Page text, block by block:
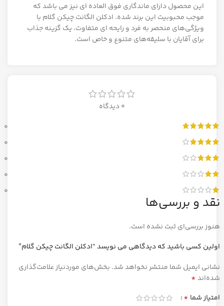
این محصول دارای ماندگاری فوق العاده ای نیز می باشد که
موجب محبوبیت این برند شده. ادکلن الگانت چیکن گلام با
ویژگی‌های منحصر به فرد و رایحه ای متفاوت، یک گزینه جذاب
برای آقایان با سلیقه‌های متنوع و خاص است.
0 دیدگاه
0
0
0
0
0
نقد و بررسی‌ها
هنوز بررسی‌ای ثبت نشده است.
اولین کسی باشید که دیدگاهی می نویسد “ادکلن الگانت چیکن گلام”
نشانی ایمیل شما منتشر نخواهد شد. بخش‌های موردنیاز علامت‌گذاری
شده‌اند*
امتیاز شما *